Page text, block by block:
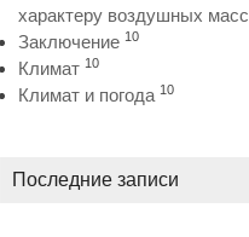
характеру воздушных масс
Заключение 10
Климат 10
Климат и погода 10
Последние записи